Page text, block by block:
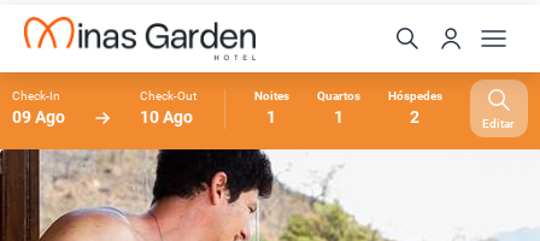
Check-In
09 Ago
Check-Out
10 Ago
Noites
1
Quartos
1
Hóspedes
2 Editar